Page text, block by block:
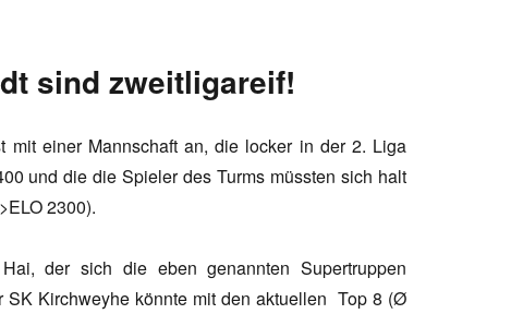
sind zweitligareif!
einer Mannschaft an, die locker in der 2. Liga
und die die Spieler des Turms müssten sich halt
2300).
der sich die eben genannten Supertruppen
Kirchweyhe könnte mit den aktuellen Top 8 (Ø